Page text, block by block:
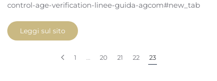
control-age-verification-linee-guida-agcom#new_tab
Leggi sul sito
1 20 21 22 23